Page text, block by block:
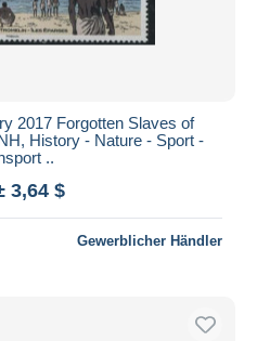
2017 Forgotten Slaves of
History - Nature - Sport -
..
3,64 $
Gewerblicher Händler